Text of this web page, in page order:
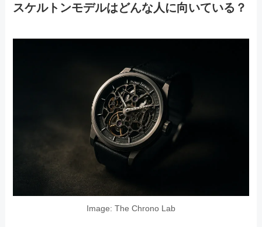
スケルトンモデルはどんな人に向いている？
Image: The Chrono Lab